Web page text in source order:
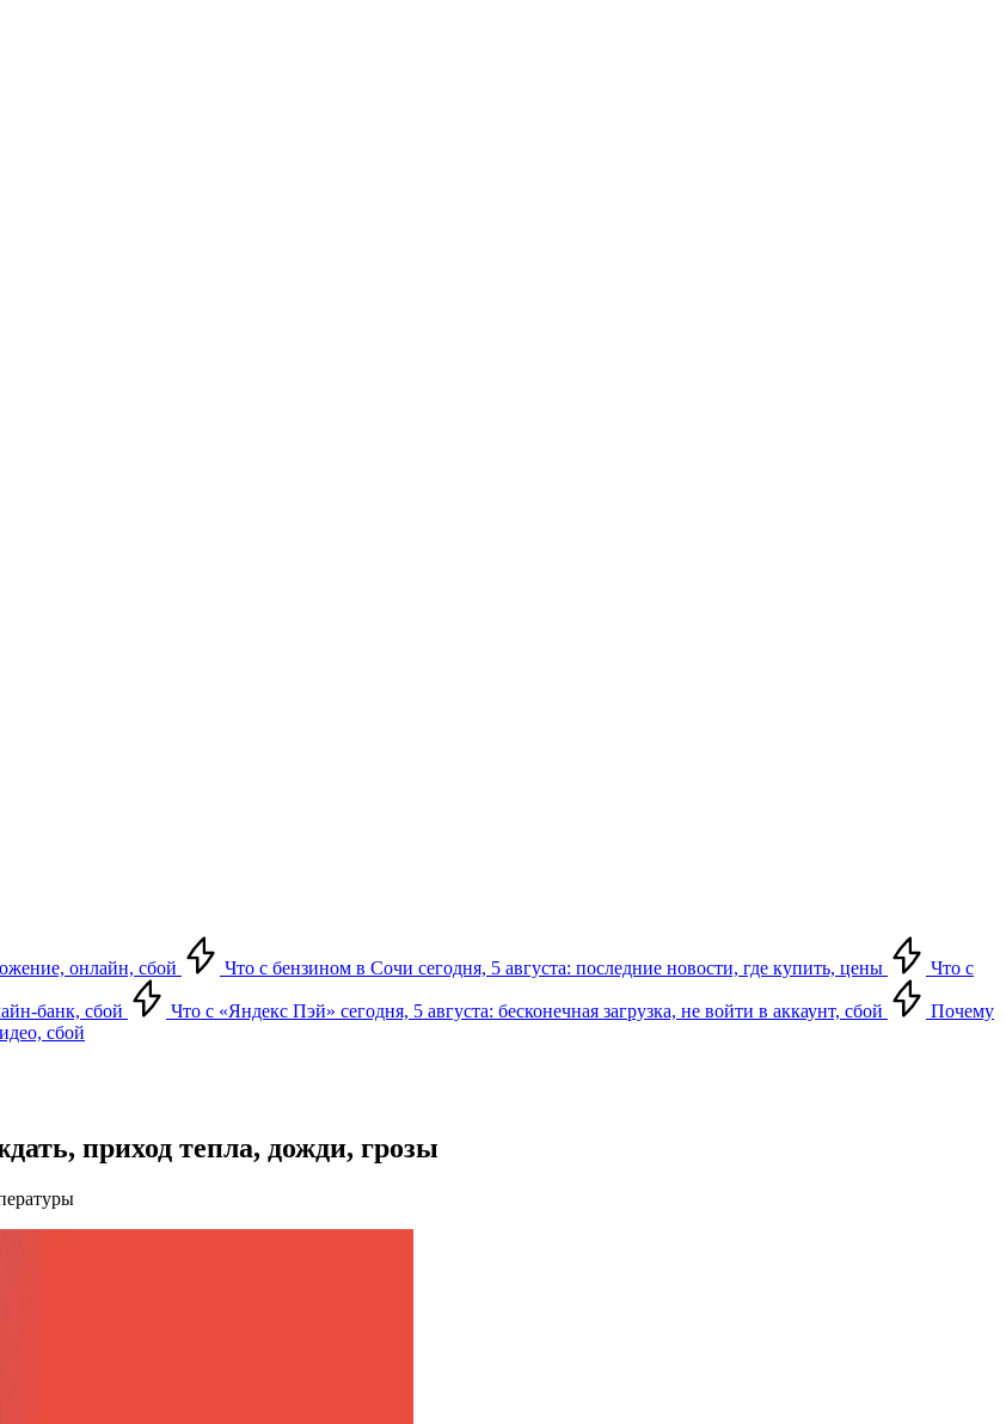
онлайн, сбой Что с бензином в Сочи сегодня, 5 августа: последние новости, где купить, цены Что с
банк, сбой Что с «Яндекс Пэй» сегодня, 5 августа: бесконечная загрузка, не войти в аккаунт, сбой
Почему
сбой
приход тепла, дожди, грозы